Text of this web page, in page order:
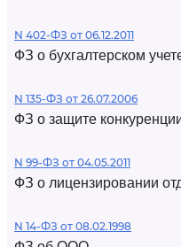
N 402-ФЗ от 06.12.2011
ФЗ о бухгалтерском
N 135-ФЗ от 26.07.2006
ФЗ о защите
N 99-ФЗ от 04.05.2011
ФЗ о лицензировании
N 14-ФЗ от 08.02.1998